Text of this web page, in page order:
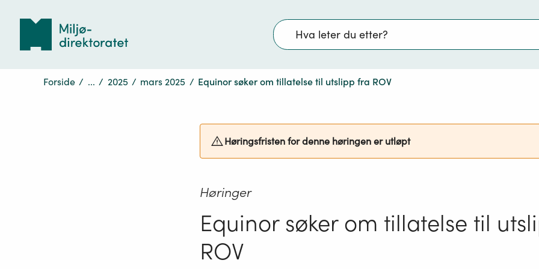
Søk
Forside / ... / 2025 / mars 2025 / Equinor søker om tillatelse til utslipp fra ROV
Høringsfristen for denne høringen er utløpt
Høringer
Equinor søker om tillatelse til
ROV